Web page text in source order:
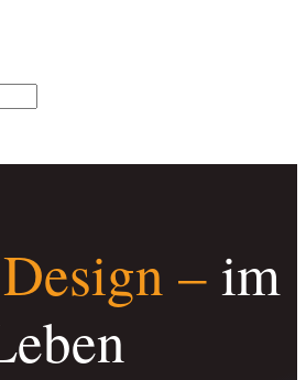
–im